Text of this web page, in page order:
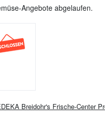
Angebote abgelaufen.
Breidohr's Frische-Center